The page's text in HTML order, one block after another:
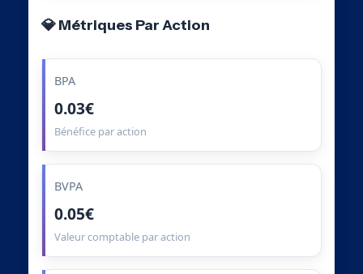
💎 Métriques Par Action
BPA
0.03€
Bénéfice par action
BVPA
0.05€
Valeur comptable par action